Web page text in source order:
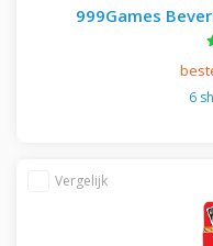
999Games
6